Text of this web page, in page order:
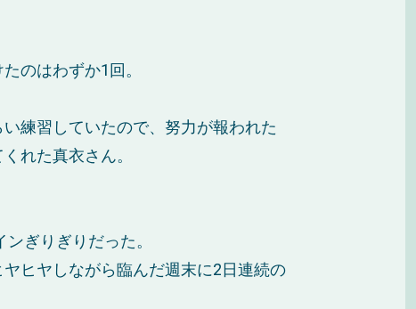
のはわずか1回。
練習していたので、努力が報われた
れた真衣さん。
ぎりぎりだった。
ヒヤしながら臨んだ週末に2日連続の